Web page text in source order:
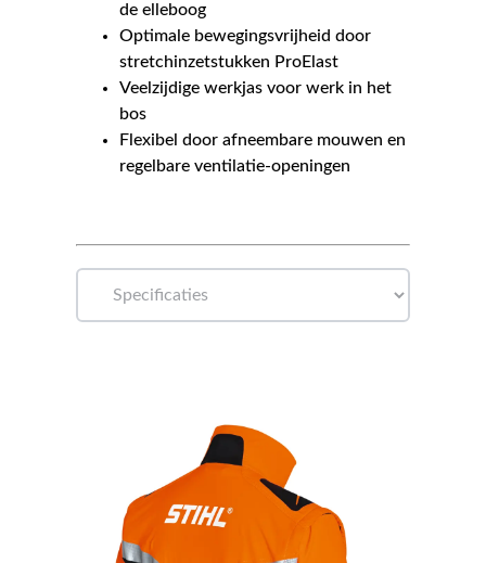
de elleboog
Optimale bewegingsvrijheid door
stretchinzetstukken ProElast
Veelzijdige werkjas voor werk in het
bos
Flexibel door afneembare mouwen en
regelbare ventilatie-openingen